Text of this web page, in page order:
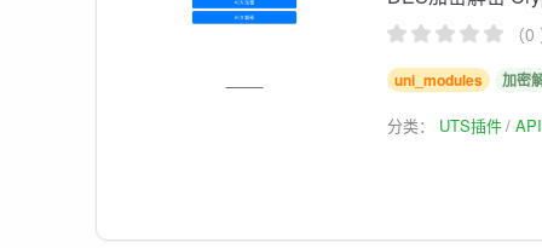
（
uni_modules 加密
分类： UTS插件